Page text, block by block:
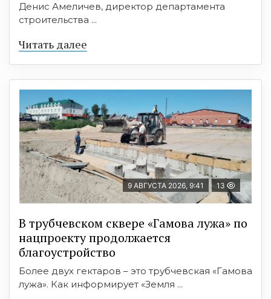
Денис Амеличев, директор департамента
строительства ...
Читать далее
9 АВГУСТА 2026, 9:41 13
В трубчевском сквере «Гамова лужа» по
нацпроекту продолжается
благоустройство
Более двух гектаров – это трубчевская «Гамова
лужа». Как информирует «Земля ...